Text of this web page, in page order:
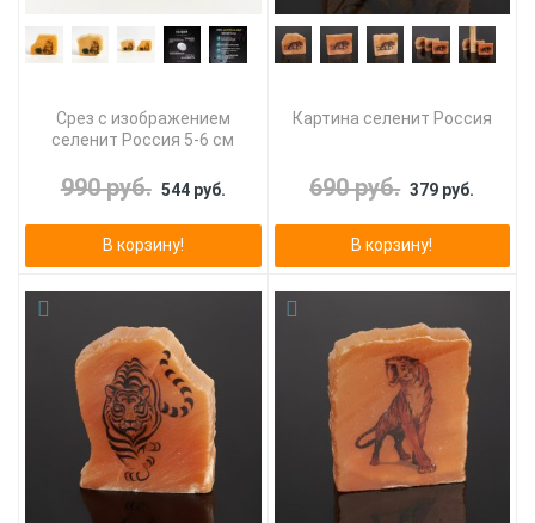
Срез с изображением
селенит Россия 5-6 см
990 руб. 544 руб.
В корзину!
Картина селенит Россия
690 руб. 379 руб.
В корзину!